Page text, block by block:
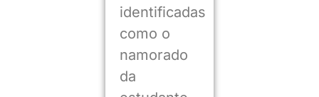
identificadas
como o
namorado
da